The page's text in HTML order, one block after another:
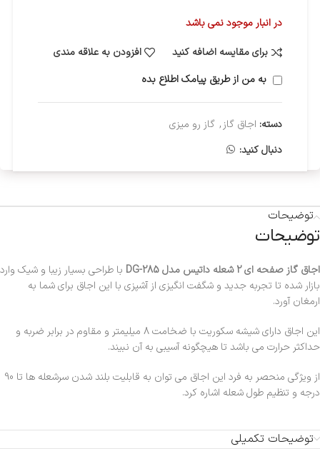
در انبار موجود نمی باشد
برای مقایسه اضافه کنید
افزودن به علاقه مندی
به من از طریق پیامک اطلاع بده
دسته: اجاق گاز , گاز رو میزی
دنبال کنید:
توضیحات
توضیحات
اجاق گاز صفحه ای 2 شعله داتیس مدل DG-285
با طراحی بسیار زیبا و شیک وارد
بازار شده تا تجربه جدید و شگفت انگیزی از آشپزی با این اجاق برای شما به
ارمغان آورد.
این اجاق دارای شیشه سکوریت با ضخامت 8 میلیمتر و مقاوم در برابر ضربه و
حداکثر حرارت می باشد تا هیچگونه آسیبی به آن نبیند.
از ویژگی منحصر به فرد این اجاق می توان به قابلیت بلند شدن سرشعله ها تا 90
درجه و تنظیم طول شعله اشاره کرد.
توضیحات تکمیلی